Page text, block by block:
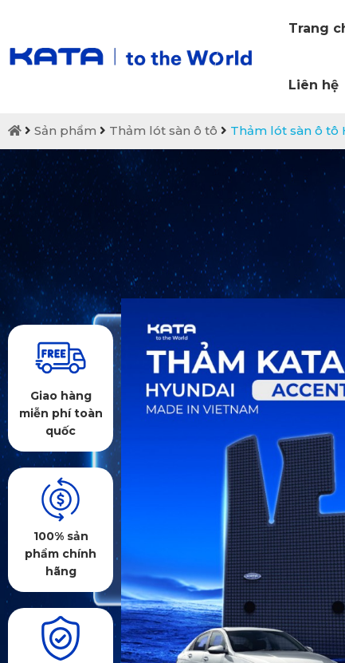
Trang
Liên hệ
Sản phẩm Thảm lót sàn ô tô Thảm lót sàn ô tô
Giao hàng
miễn phí toàn
quốc
100% sản
phẩm chính
hãng